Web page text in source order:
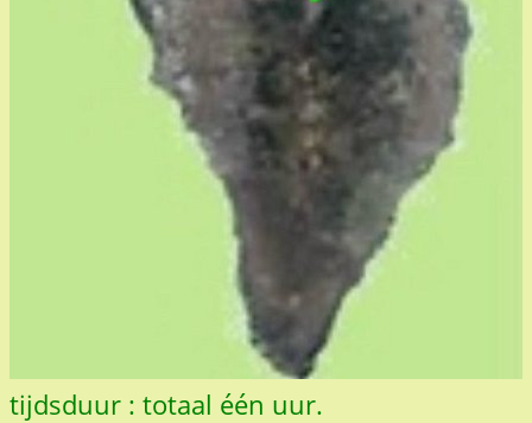
tijdsduur : totaal één uur.